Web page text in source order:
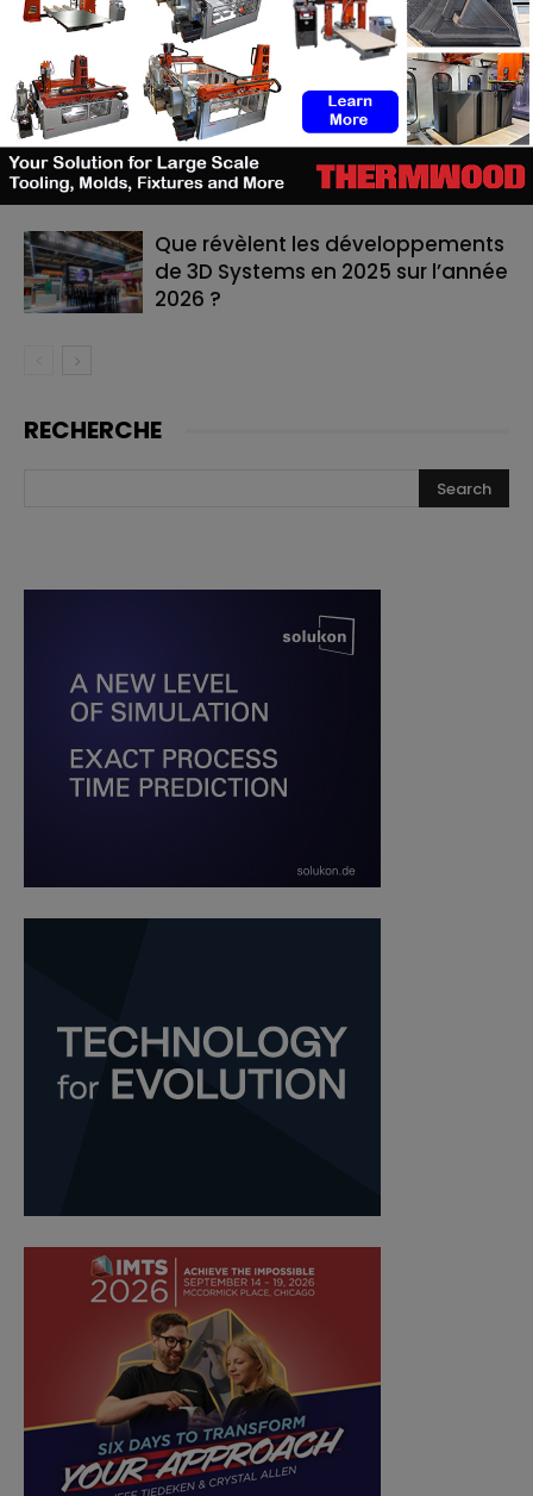
Cavan Sullivan inaugure les
toutes premières chaussures de
football adidas imprimées en 3D
AERIS : quand Mahdi Naïm Studio
embarque la fabrication additive
dans la selle
Que révèlent les développements
de 3D Systems en 2025 sur l’année
2026 ?
RECHERCHE